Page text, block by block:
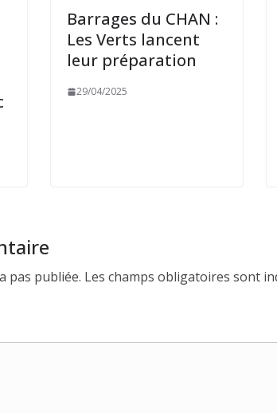
Barrages du CHAN :
Les Verts lancent
leur préparation
29/04/2025
pas publiée. Les champs obligatoires sont